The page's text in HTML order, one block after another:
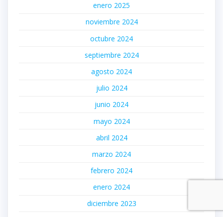
enero 2025
noviembre 2024
octubre 2024
septiembre 2024
agosto 2024
julio 2024
junio 2024
mayo 2024
abril 2024
marzo 2024
febrero 2024
enero 2024
diciembre 2023